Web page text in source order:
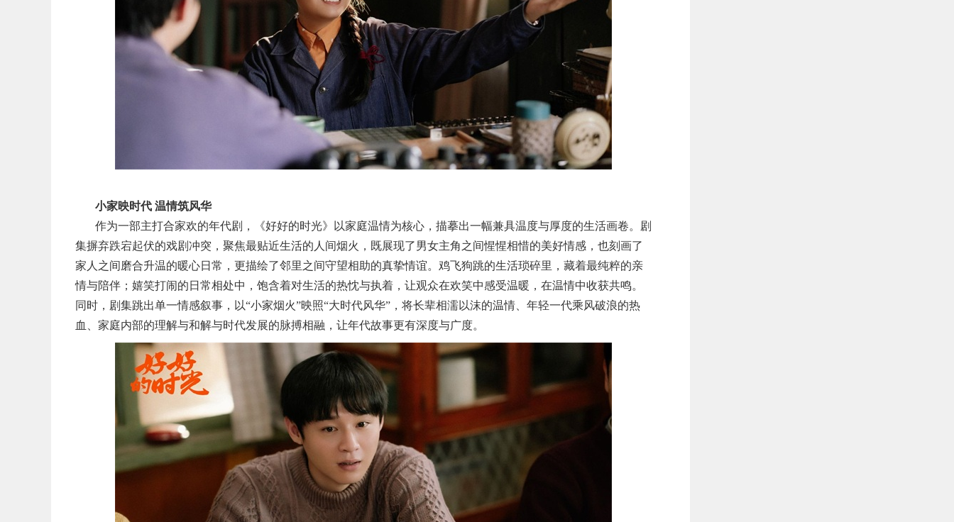
小家映时代 温情筑风华
作为一部主打合家欢的年代剧，《好好的时光》以家庭温情为核心，描摹出一幅兼具温度与厚度的生活画卷。剧
集摒弃跌宕起伏的戏剧冲突，聚焦最贴近生活的人间烟火，既展现了男女主角之间惺惺相惜的美好情感，也刻画了
家人之间磨合升温的暖心日常，更描绘了邻里之间守望相助的真挚情谊。鸡飞狗跳的生活琐碎里，藏着最纯粹的亲
情与陪伴；嬉笑打闹的日常相处中，饱含着对生活的热忱与执着，让观众在欢笑中感受温暖，在温情中收获共鸣。
同时，剧集跳出单一情感叙事，以“小家烟火”映照“大时代风华”，将长辈相濡以沫的温情、年轻一代乘风破浪的热
血、家庭内部的理解与和解与时代发展的脉搏相融，让年代故事更有深度与广度。